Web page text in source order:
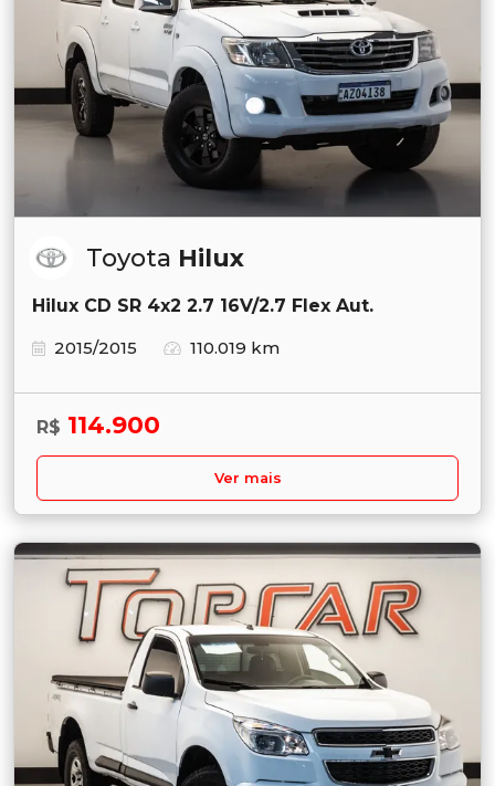
Toyota Hilux
Hilux CD SR 4x2 2.7 16V/2.7 Flex Aut.
2015/2015
110.019 km
R$ 114.900
Ver mais